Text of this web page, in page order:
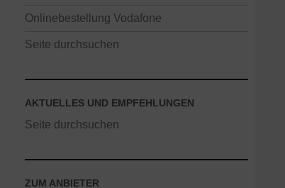
Onlinebestellung Vodafone
Seite durchsuchen
AKTUELLES UND EMPFEHLUNGEN
Seite durchsuchen
ZUM ANBIETER